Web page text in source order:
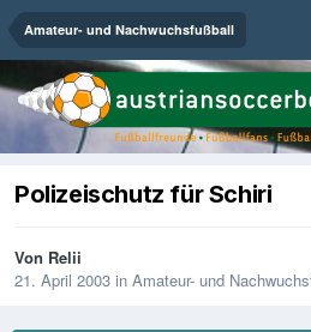
Amateur- und Nachwuchsfußball
Polizeischutz für Schiri
Von Relii
21. April 2003 in Amateur- und